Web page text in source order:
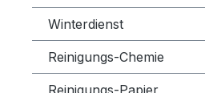
Winterdienst
Reinigungs-Chemie
Reinigungs-Papier